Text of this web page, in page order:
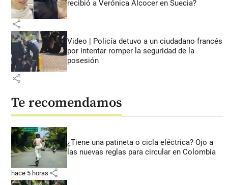
recibió a Verónica Alcocer en Suecia?
share
Video | Policía detuvo a un ciudadano francés
por intentar romper la seguridad de la
posesión
share
Te recomendamos
¿Tiene una patineta o cicla eléctrica? Ojo a
las nuevas reglas para circular en Colombia
hace 5 horas share